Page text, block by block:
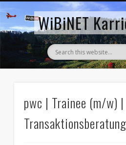
WiBiNET
AKTUELLE
ZURÜCK ZUM
pwc | Trainee (m/w) |
Transaktionsberatung